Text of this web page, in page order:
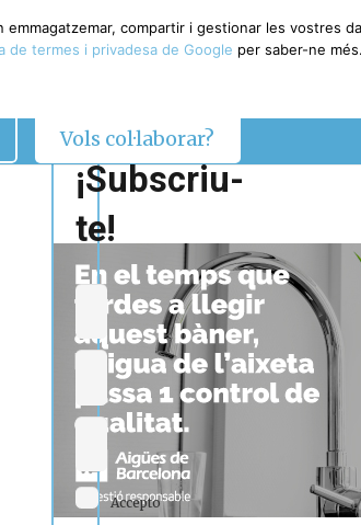
Vols col·laborar?
¡Subscriu-
te!
Accepto
compartir i gestionar les vostres
de termes i privadesa de Google per saber-ne més.